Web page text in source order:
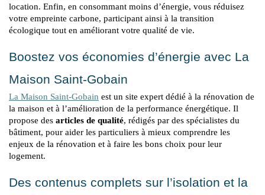
location. Enfin, en consommant moins d’énergie, vous réduisez
votre empreinte carbone, participant ainsi à la transition
écologique tout en améliorant votre qualité de vie.
Boostez vos économies d’énergie avec La
Maison Saint-Gobain
La Maison Saint-Gobain est un site expert dédié à la rénovation de
la maison et à l’amélioration de la performance énergétique. Il
propose des articles de qualité, rédigés par des spécialistes du
bâtiment, pour aider les particuliers à mieux comprendre les
enjeux de la rénovation et à faire les bons choix pour leur
logement.
Des contenus complets sur l’isolation et la